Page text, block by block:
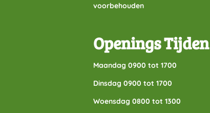
voorbehouden
Openings Tijden
Maandag 0900 tot 1700
Dinsdag 0900 tot 1700
Woensdag 0800 tot 1300